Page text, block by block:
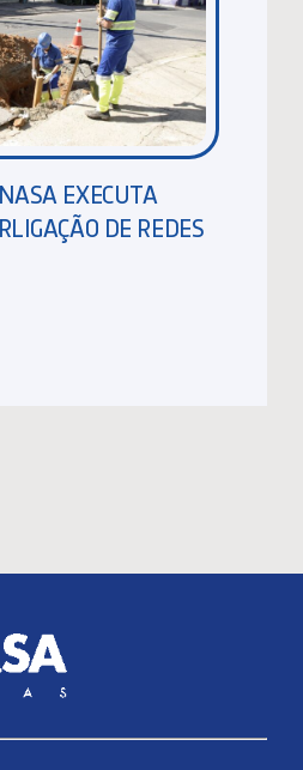
EXECUTA
DE REDES